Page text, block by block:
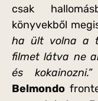
csak
könyvekből
ha ült volna a
filmet látva ne
és
Belmondo